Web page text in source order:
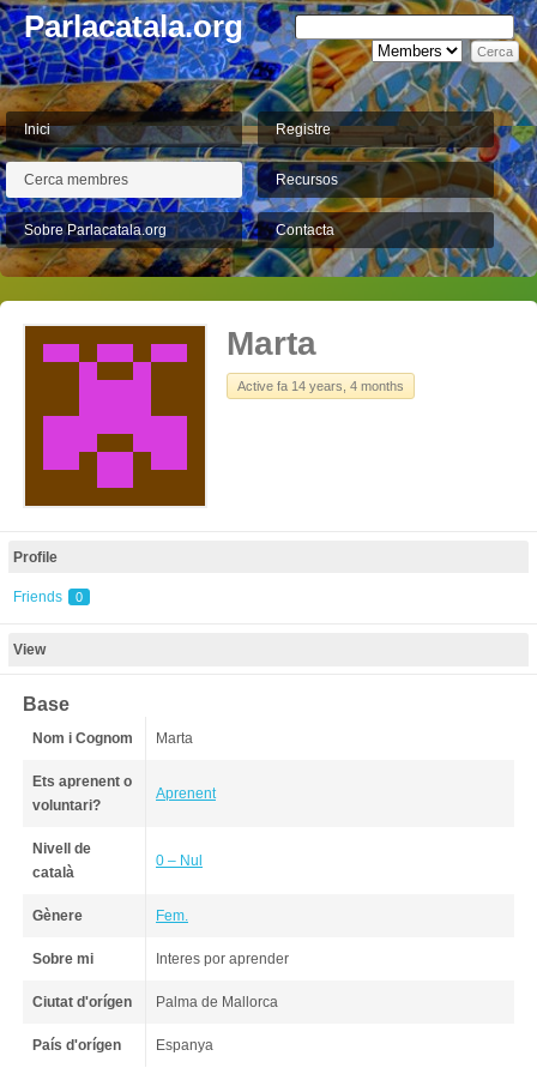
Parlacatala.org
Inici Registre
Cerca membres Recursos
Sobre Parlacatala.org Contacta
Marta
Active fa 14 years, 4 months
Profile
Friends 0
View
Base
Nom i Cognom Marta
Ets aprenent o
voluntari?
Aprenent
Nivell de
català
0 – Nul
Gènere Fem.
Sobre mi Interes por aprender
Ciutat d'orígen Palma de Mallorca
País d'orígen Espanya